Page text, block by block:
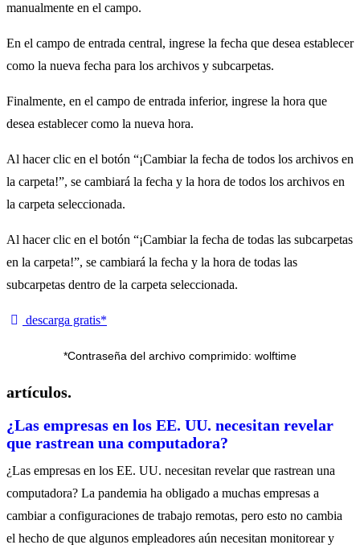
manualmente en el campo.
En el campo de entrada central, ingrese la fecha que desea establecer
como la nueva fecha para los archivos y subcarpetas.
Finalmente, en el campo de entrada inferior, ingrese la hora que
desea establecer como la nueva hora.
Al hacer clic en el botón “¡Cambiar la fecha de todos los archivos en
la carpeta!”, se cambiará la fecha y la hora de todos los archivos en
la carpeta seleccionada.
Al hacer clic en el botón “¡Cambiar la fecha de todas las subcarpetas
en la carpeta!”, se cambiará la fecha y la hora de todas las
subcarpetas dentro de la carpeta seleccionada.
descarga gratis*
*Contraseña del archivo comprimido: wolftime
artículos.
¿Las empresas en los EE. UU. necesitan revelar
que rastrean una computadora?
¿Las empresas en los EE. UU. necesitan revelar que rastrean una
computadora? La pandemia ha obligado a muchas empresas a
cambiar a configuraciones de trabajo remotas, pero esto no cambia
el hecho de que algunos empleadores aún necesitan monitorear y